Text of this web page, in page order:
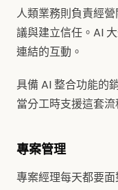
人類業務則負責經
議與建立信任。AI
連結的互動。
具備 AI 整合功能的
當分工時支援這套流
專案管理
專案經理每天都要